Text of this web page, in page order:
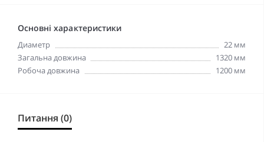
Основні характеристики
Диаметр
22 мм
Загальна довжина
1320 мм
Робоча довжина
1200 мм
Питання (0)